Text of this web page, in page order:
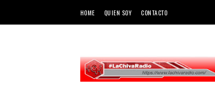
HOME QUIEN SOY CONTACTO